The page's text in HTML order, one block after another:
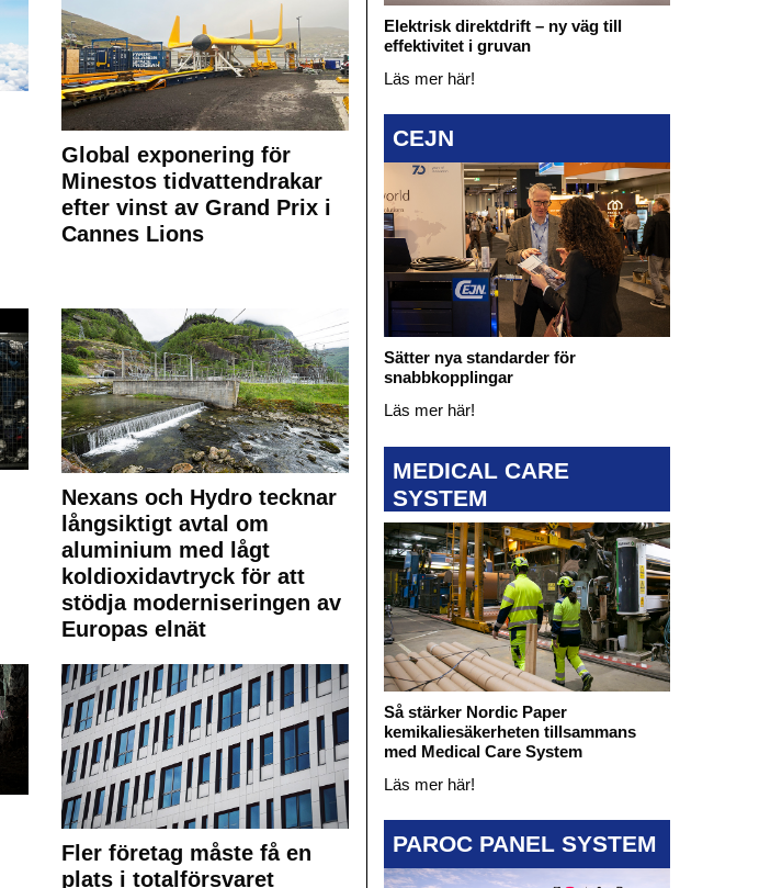
Global exponering för
Minestos tidvattendrakar
efter vinst av Grand Prix i
Cannes Lions
Nexans och Hydro tecknar
långsiktigt avtal om
aluminium med lågt
koldioxidavtryck för att
stödja moderniseringen av
Europas elnät
Fler företag måste få en
plats i totalförsvaret
Elektrisk direktdrift – ny väg till
effektivitet i gruvan
Läs mer här!
CEJN
Sätter nya standarder för
snabbkopplingar
Läs mer här!
MEDICAL CARE
SYSTEM
Så stärker Nordic Paper
kemikaliesäkerheten tillsammans
med Medical Care System
Läs mer här!
PAROC PANEL SYSTEM